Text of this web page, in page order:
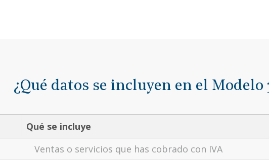
¿Qué datos se incluyen en el Modelo
Qué se incluye
Ventas o servicios que has cobrado con IVA